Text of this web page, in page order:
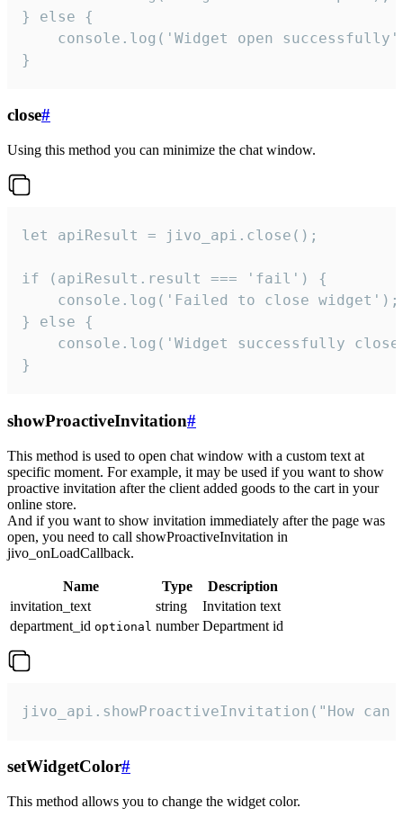
} else {
console.log('Widget open
}
close#
Using this method you can minimize the chat window.
let apiResult = jivo_api.close();
if (apiResult.result === 'fail') {
    console.log('Failed to close widget');
} else {
console.log('Widget successfully
}
showProactiveInvitation#
This method is used to open chat window with a custom text at
specific moment. For example, it may be used if you want to show
proactive invitation after the client added goods to the cart in your
online store.
And if you want to show invitation immediately after the page was
open, you need to call showProactiveInvitation in
jivo_onLoadCallback.
Name Type
Description
invitation_text
string
Invitation text
department_id optional number Department id
jivo_api.showProactiveInvitation("How
setWidgetColor#
This method allows you to change the widget color.